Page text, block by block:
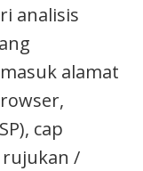
analisis
alamat
cap
rujukan /